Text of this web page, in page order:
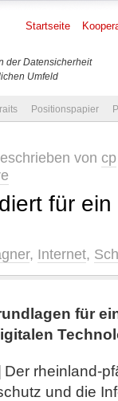
der Datensicherheit
Umfeld
Startseite
Positionspapier
von cp
für
, Internet,
für
Der rheinland-
und die